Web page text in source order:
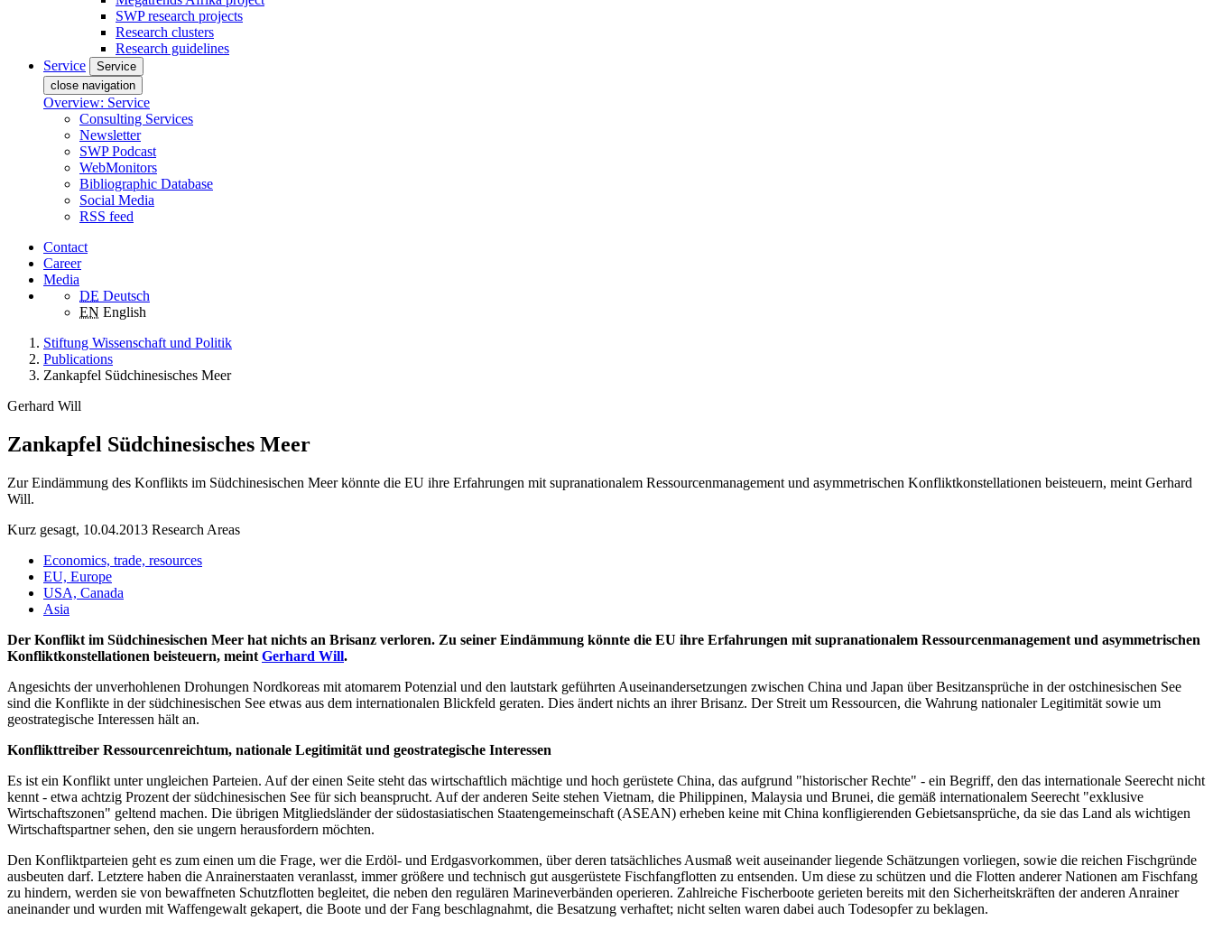
SWP research projects
Research clusters
Research guidelines
Service
Service
close navigation
Overview: Service
Consulting Services
Newsletter
SWP Podcast
WebMonitors
Bibliographic Database
Social Media
RSS feed
Contact
Career
Media
DE Deutsch
EN English
Stiftung Wissenschaft und Politik
Publications
Zankapfel Südchinesisches Meer
Gerhard Will
Zankapfel Südchinesisches Meer
Zur Eindämmung des Konflikts im Südchinesischen Meer könnte die EU ihre Erfahrungen mit supranationalem Ressourcenmanagement und asymmetrischen Konfliktkonstellationen beisteuern, meint Gerhard
Will.
Kurz gesagt, 10.04.2013 Research Areas
Economics, trade, resources
EU, Europe
USA, Canada
Asia
Der Konflikt im Südchinesischen Meer hat nichts an Brisanz verloren. Zu seiner Eindämmung könnte die EU ihre Erfahrungen mit supranationalem Ressourcenmanagement und asymmetrischen
Konfliktkonstellationen beisteuern, meint Gerhard Will.
Angesichts der unverhohlenen Drohungen Nordkoreas mit atomarem Potenzial und den lautstark geführten Auseinandersetzungen zwischen China und Japan über Besitzansprüche in der ostchinesischen See
sind die Konflikte in der südchinesischen See etwas aus dem internationalen Blickfeld geraten. Dies ändert nichts an ihrer Brisanz. Der Streit um Ressourcen, die Wahrung nationaler Legitimität sowie um
geostrategische Interessen hält an.
Konflikttreiber Ressourcenreichtum, nationale Legitimität und geostrategische Interessen
Es ist ein Konflikt unter ungleichen Parteien. Auf der einen Seite steht das wirtschaftlich mächtige und hoch gerüstete China, das aufgrund "historischer Rechte" - ein Begriff, den das internationale Seerecht nicht
kennt - etwa achtzig Prozent der südchinesischen See für sich beansprucht. Auf der anderen Seite stehen Vietnam, die Philippinen, Malaysia und Brunei, die gemäß internationalem Seerecht "exklusive
Wirtschaftszonen" geltend machen. Die übrigen Mitgliedsländer der südostasiatischen Staatengemeinschaft (ASEAN) erheben keine mit China konfligierenden Gebietsansprüche, da sie das Land als wichtigen
Wirtschaftspartner sehen, den sie ungern herausfordern möchten.
Den Konfliktparteien geht es zum einen um die Frage, wer die Erdöl- und Erdgasvorkommen, über deren tatsächliches Ausmaß weit auseinander liegende Schätzungen vorliegen, sowie die reichen Fischgründe
ausbeuten darf. Letztere haben die Anrainerstaaten veranlasst, immer größere und technisch gut ausgerüstete Fischfangflotten zu entsenden. Um diese zu schützen und die Flotten anderer Nationen am Fischfang
zu hindern, werden sie von bewaffneten Schutzflotten begleitet, die neben den regulären Marineverbänden operieren. Zahlreiche Fischerboote gerieten bereits mit den Sicherheitskräften der anderen Anrainer
aneinander und wurden mit Waffengewalt gekapert, die Boote und der Fang beschlagnahmt, die Besatzung verhaftet; nicht selten waren dabei auch Todesopfer zu beklagen.